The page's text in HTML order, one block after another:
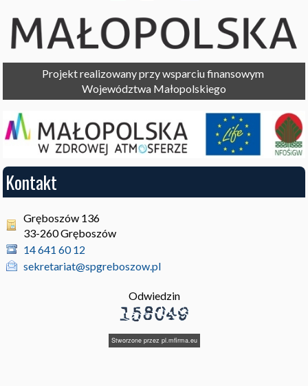
Projekt realizowany przy wsparciu finansowym
Województwa Małopolskiego
Kontakt
Gręboszów 136
33-260 Gręboszów
14 641 60 12
sekretariat@spgreboszow.pl
Odwiedzin
Stworzone przez pl.mfirma.eu